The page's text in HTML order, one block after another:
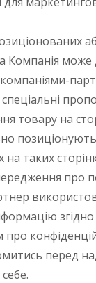
Компанія може
товару на
на таких
про
перед